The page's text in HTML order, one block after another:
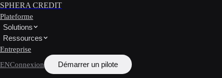
SPHERA CREDIT
Plateforme
Solutions
Ressources
Entreprise
ENConnexion Démarrer un pilote